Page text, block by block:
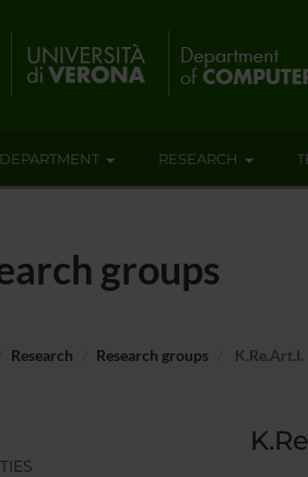
DEPARTMENT RESEARCH
groups
Research Research groups K.Re.Art.I.